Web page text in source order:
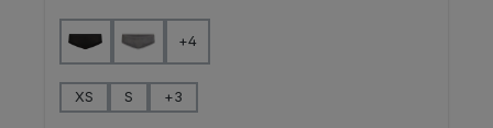
Farbe auswählen
+4
Größe auswählen
XS S +3